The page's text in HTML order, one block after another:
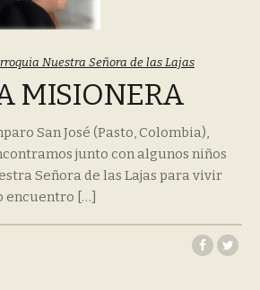
Nuestra Señora de las Lajas
MISIONERA
San José (Pasto, Colombia),
junto con algunos niños
Señora de las Lajas para vivir
encuentro […]